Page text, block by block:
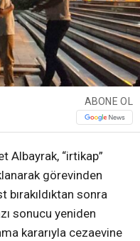
ABONE OL
Albayrak, “irtikap”
görevinden
bırakıldıktan sonra
sonucu yeniden
kararıyla cezaevine